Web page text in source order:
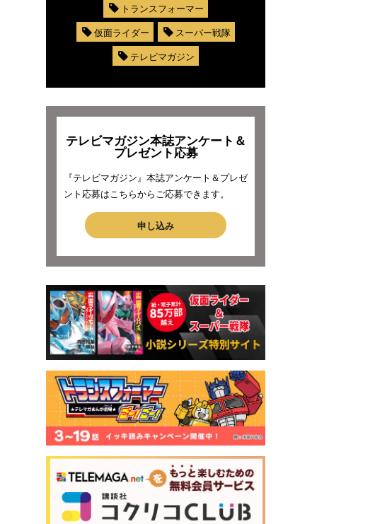
トランスフォーマー
仮面ライダー
スーパー戦隊
テレビマガジン
テレビマガジン本誌アンケート＆
プレゼント応募
『テレビマガジン』本誌アンケート＆プレゼ
ント応募はこちらからご応募できます。
申し込み